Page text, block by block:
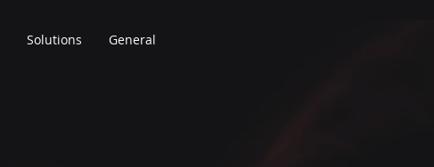
Solutions General